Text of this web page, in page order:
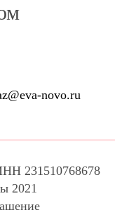
novo.ru
231510768678
2021